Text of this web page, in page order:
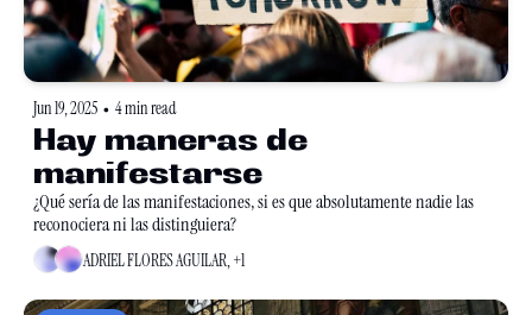
Jun 19, 2025 • 4 min read
Hay maneras de
manifestarse
¿Qué sería de las manifestaciones, si es que absolutamente nadie las
reconociera ni las distinguiera?
ADRIEL FLORES AGUILAR, +1